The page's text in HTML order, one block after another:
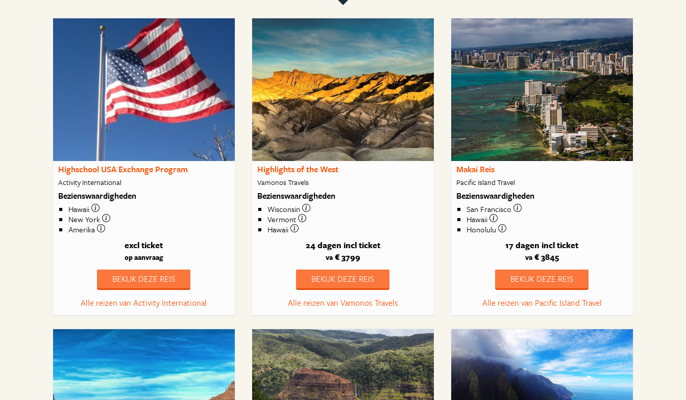
Highschool USA Exchange Program
Activity International
Bezienswaardigheden
Hawaii
New York
Amerika
excl ticket
op aanvraag
BEKIJK DEZE REIS
Alle reizen van Activity International
Highlights of the West
Vamonos Travels
Bezienswaardigheden
Wisconsin
Vermont
Hawaii
24 dagen incl ticket
va€ 3799
BEKIJK DEZE REIS
Alle reizen van Vamonos Travels
Makai Reis
Pacific Island Travel
Bezienswaardigheden
San Francisco
Hawaii
Honolulu
17 dagen incl ticket
va€ 3845
BEKIJK DEZE REIS
Alle reizen van Pacific Island Travel